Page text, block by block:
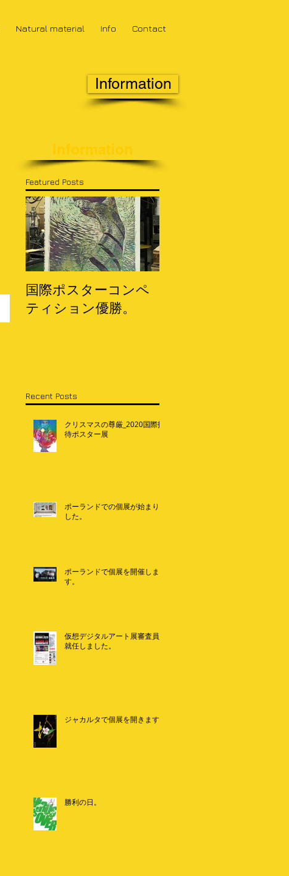
Information
Natural material Info Contact
Information
Featured Posts
国際ポスターコンペ
ティション優勝。
Recent Posts
クリスマスの尊厳_2020国際招
待ポスター展
ポーランドでの個展が始まりま
した。
ポーランドで個展を開催しま
す。
仮想デジタルアート展審査員に
就任しました。
ジャカルタで個展を開きます。
勝利の日。